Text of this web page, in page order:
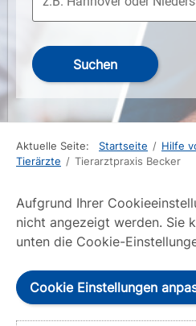
Suchen
Aktuelle Seite: Startseite / Hilfe
Tierärzte / Tierarztpraxis Becker
Aufgrund Ihrer
nicht angezeigt werden. Sie
unten die Cookie-
Cookie Einstellungen